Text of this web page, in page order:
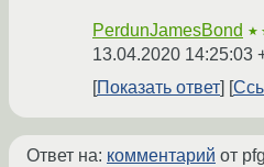
PerdunJamesBond
13.04.2020 14:25:03
Показать ответ
Ответ на: комментарий от pfg